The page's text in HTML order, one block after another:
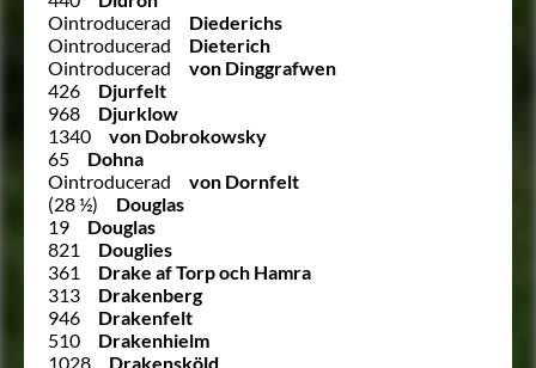
Ointroducerad
Diederichs
Ointroducerad
Dieterich
Ointroducerad
von Dinggrafwen
426
Djurfelt
968
Djurklow
1340
von Dobrokowsky
65
Dohna
Ointroducerad
von Dornfelt
(28 ½)
Douglas
19
Douglas
821
Douglies
361
Drake af Torp och Hamra
313
Drakenberg
946
Drakenfelt
510
Drakenhielm
1028
Drakensköld